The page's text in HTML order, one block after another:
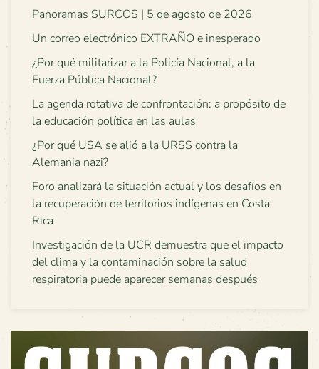
Panoramas SURCOS | 5 de agosto de 2026
Un correo electrónico EXTRAÑO e inesperado
¿Por qué militarizar a la Policía Nacional, a la
Fuerza Pública Nacional?
La agenda rotativa de confrontación: a propósito de
la educación política en las aulas
¿Por qué USA se alió a la URSS contra la
Alemania nazi?
Foro analizará la situación actual y los desafíos en
la recuperación de territorios indígenas en Costa
Rica
Investigación de la UCR demuestra que el impacto
del clima y la contaminación sobre la salud
respiratoria puede aparecer semanas después